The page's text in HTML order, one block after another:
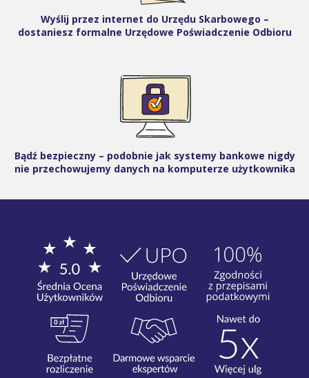
Wyślij przez internet do Urzędu Skarbowego –
dostaniesz formalne Urzędowe Poświadczenie Odbioru
Bądź bezpieczny – podobnie jak systemy bankowe nigdy
nie przechowujemy danych na komputerze użytkownika